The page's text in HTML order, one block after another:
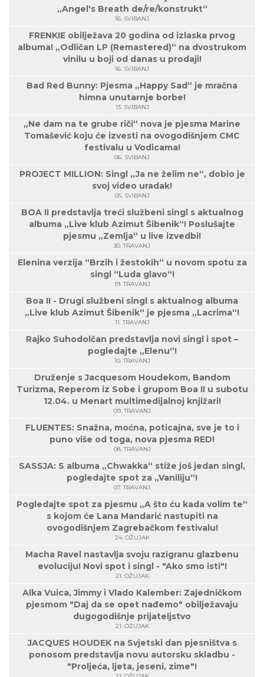
„Angel's Breath de/re/konstrukt“
16. SVIBANJ
FRENKIE obilježava 20 godina od izlaska prvog
albuma! „Odličan LP (Remastered)“ na dvostrukom
vinilu u boji od danas u prodaji!
16. SVIBANJ
Bad Red Bunny: Pjesma „Happy Sad“ je mračna
himna unutarnje borbe!
13. SVIBANJ
„Ne dam na te grube riči“ nova je pjesma Marine
Tomašević koju će izvesti na ovogodišnjem CMC
festivalu u Vodicama!
06. SVIBANJ
PROJECT MILLION: Singl „Ja ne želim ne“, dobio je
svoj video uradak!
05. SVIBANJ
BOA II predstavlja treći službeni singl s aktualnog
albuma „Live klub Azimut Šibenik“! Poslušajte
pjesmu „Zemlja“ u live izvedbi!
30. TRAVANJ
Elenina verzija “Brzih i žestokih“ u novom spotu za
singl “Luda glavo“!
19. TRAVANJ
Boa II - Drugi službeni singl s aktualnog albuma
„Live klub Azimut Šibenik“ je pjesma „Lacrima“!
11. TRAVANJ
Rajko Suhodolčan predstavlja novi singl i spot –
pogledajte „Elenu“!
10. TRAVANJ
Druženje s Jacquesom Houdekom, Bandom
Turizma, Reperom iz Sobe i grupom Boa II u subotu
12.04. u Menart multimedijalnoj knjižari!
09. TRAVANJ
FLUENTES: Snažna, moćna, poticajna, sve je to i
puno više od toga, nova pjesma RED!
08. TRAVANJ
SASSJA: S albuma „Chwakka“ stiže još jedan singl,
pogledajte spot za „Vaniliju“!
07. TRAVANJ
Pogledajte spot za pjesmu „A što ću kada volim te“
s kojom će Lana Mandarić nastupiti na
ovogodišnjem Zagrebačkom festivalu!
24. OŽUJAK
Macha Ravel nastavlja svoju razigranu glazbenu
evoluciju! Novi spot i singl - "Ako smo isti"!
21. OŽUJAK
Alka Vuica, Jimmy i Vlado Kalember: Zajedničkom
pjesmom "Daj da se opet nađemo" obilježavaju
dugogodišnje prijateljstvo
21. OŽUJAK
JACQUES HOUDEK na Svjetski dan pjesništva s
ponosom predstavlja novu autorsku skladbu -
"Proljeća, ljeta, jeseni, zime"!